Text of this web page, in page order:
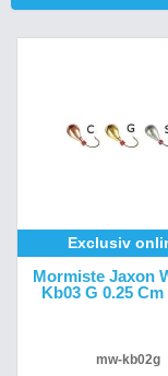
Exclusiv
Mormiste Jaxon
Kb03 G 0.25 Cm
mw-kb02g